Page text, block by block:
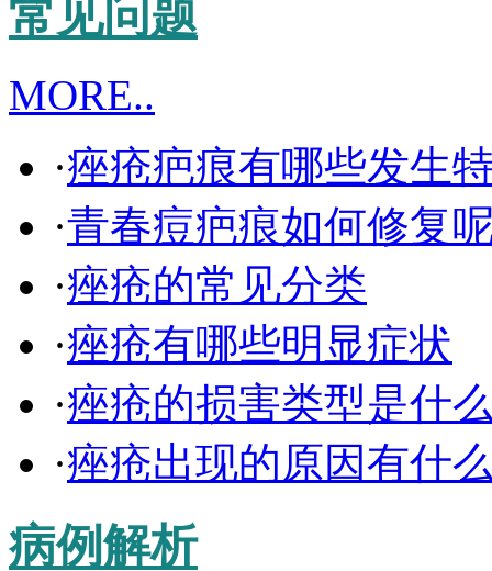
常见问题
MORE..
·痤疮疤痕有哪些发生
·青春痘疤痕如何修复
·痤疮的常见分类
·痤疮有哪些明显症状
·痤疮的损害类型是什
·痤疮出现的原因有什
病例解析